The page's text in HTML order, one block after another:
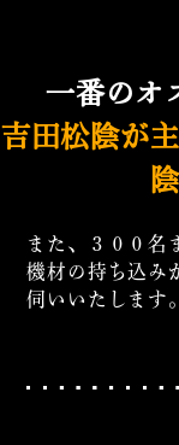
一番のオ
吉田松陰が
また、３００名
機材の持ち込み
伺いいたします。